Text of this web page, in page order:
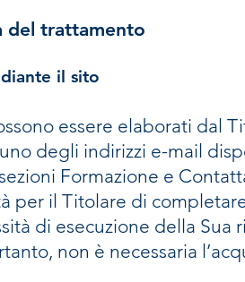
del trattamento
il sito
essere elaborati dal
degli indirizzi e-mail
Formazione e
per il Titolare di
di esecuzione della Sua
non è necessaria